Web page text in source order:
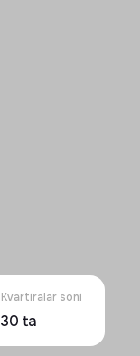
Kvartiralar soni
30 ta